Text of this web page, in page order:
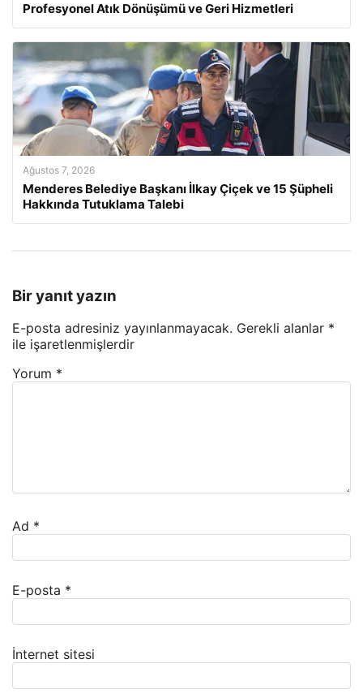
Profesyonel Atık Dönüşümü ve Geri Hizmetleri
Ağustos 7, 2026
Menderes Belediye Başkanı İlkay Çiçek ve 15 Şüpheli
Hakkında Tutuklama Talebi
Bir yanıt yazın
E-posta adresiniz yayınlanmayacak. Gerekli alanlar *
ile işaretlenmişlerdir
Yorum *
Ad *
E-posta *
İnternet sitesi